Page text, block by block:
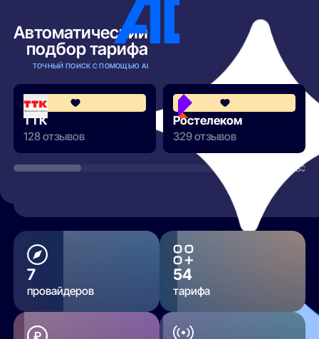
Автоматический
подбор тарифа
ТОЧНЫЙ ПОИСК С ПОМОЩЬЮ AI
4.3
ТТК
128 отзывов
Ростелеком
329 отзывов
РАЗВЕРНУТЬ
7
провайдеров
54
тарифа